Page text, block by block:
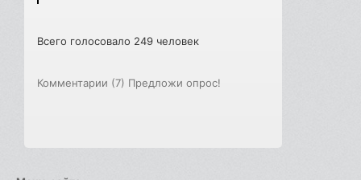
Всего голосовало 249 человек
Комментарии (7) Предложи опрос!